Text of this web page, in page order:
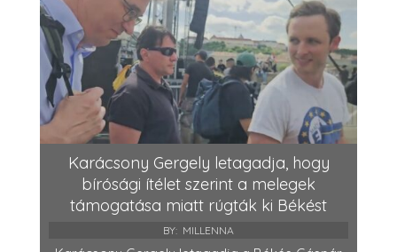
Karácsony Gergely letagadja, hogy
bírósági ítélet szerint a melegek
támogatása miatt rúgták ki Békést
BY: MILLENNA